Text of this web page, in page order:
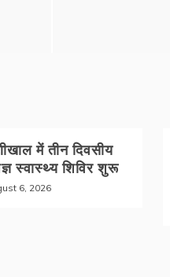
में तीन दिवसीय
स्वास्थ्य शिविर शुरू
6, 2026